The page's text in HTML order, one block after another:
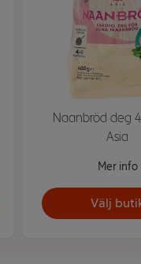
Naanbröd deg
Asia
Mer info
Välj